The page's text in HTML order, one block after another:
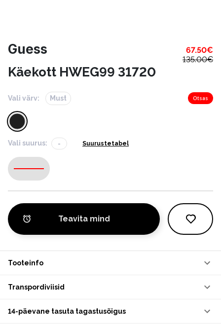
Guess 67.50€
135.00€
Käekott HWEG99 31720
Vali värv: Must Otsas
Vali suurus: - Suurustetabel
-
Teavita mind
Tooteinfo
Transpordiviisid
14-päevane tasuta tagastusõigus